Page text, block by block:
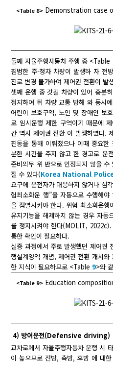
<Table 8> Demonstration case
둘째 자율주행자동차 주행 중 <Table
침범한 주·정차 차량이 발생하 자 전
진로 변경 불가하여 제어권 전환이 발
셋째 운행 중 갓길 차량이 있어 충분
정지하여 뒤 차량 교통 방해 와 동시
어린이 보호구역, 노인 및 장애인 보
로 임시운행 제한 구역이기 때문에
간 역시 제어권 전환 이 발생하였다.
진동을 통해 이뤄졌으나 이때 중요
분한 시간을 주지 않고 한 경고로 운
준비의무 위 반으로 인정되지 않을
질 수 있다(Korea National
요구에 운전자가 대응하지 않거나 심
험최소화운 행”을 자동으로 수행해
을 점멸시켜야 한다. 위험 최소화운
유지기능을 해제하지 않는 경우 자동
를 정지시켜야 한다(MOLIT,
통한 확인이 필요하다.
실증 과정에서 주로 발생했던 제어권
행설계영역 개념, 제어권 전환 개시
한 지식이 필요하므로 <Table 9>와
<Table 9> Education
4) 방어운전(Defensive driving)
교차로에서 자율주행자동차 운행 시
이 높으므로 전방, 측방, 후방 에 대